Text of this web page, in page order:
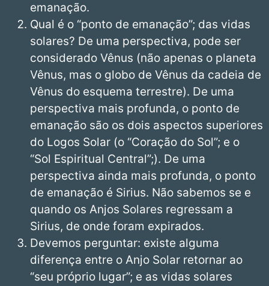
emanação.
Qual é o “ponto de emanação”; das vidas
solares? De uma perspectiva, pode ser
considerado Vênus (não apenas o planeta
Vênus, mas o globo de Vênus da cadeia de
Vênus do esquema terrestre). De uma
perspectiva mais profunda, o ponto de
emanação são os dois aspectos superiores
do Logos Solar (o “Coração do Sol”; e o
“Sol Espiritual Central”;). De uma
perspectiva ainda mais profunda, o ponto
de emanação é Sirius. Não sabemos se e
quando os Anjos Solares regressam a
Sirius, de onde foram expirados.
Devemos perguntar: existe alguma
diferença entre o Anjo Solar retornar ao
“seu próprio lugar”; e as vidas solares